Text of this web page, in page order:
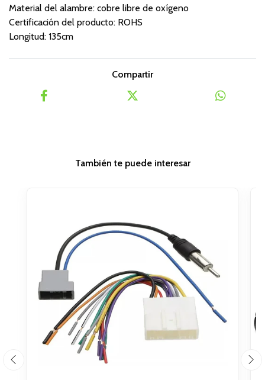
Material del alambre: cobre libre de oxígeno
Certificación del producto: ROHS
Longitud: 135cm
Compartir
También te puede interesar